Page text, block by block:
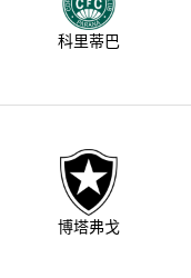
科里蒂巴
博塔弗戈